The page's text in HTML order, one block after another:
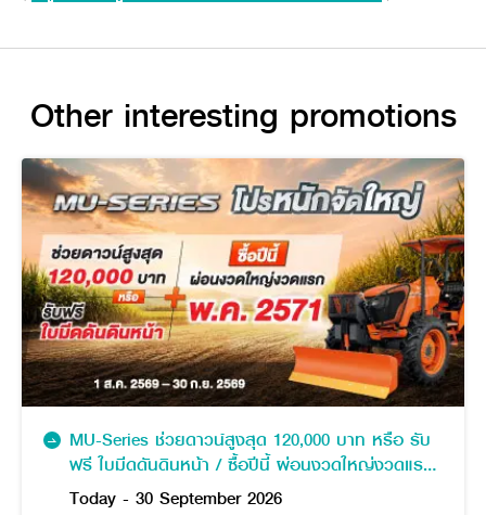
Other interesting promotions
MU-Series ช่วยดาวน์สูงสุด 120,000 บาท หรือ รับ
ฟรี ใบมีดดันดินหน้า / ซื้อปีนี้ ผ่อนงวดใหญ่งวดแรก
พฤษภาคม 2571
Today - 30 September 2026